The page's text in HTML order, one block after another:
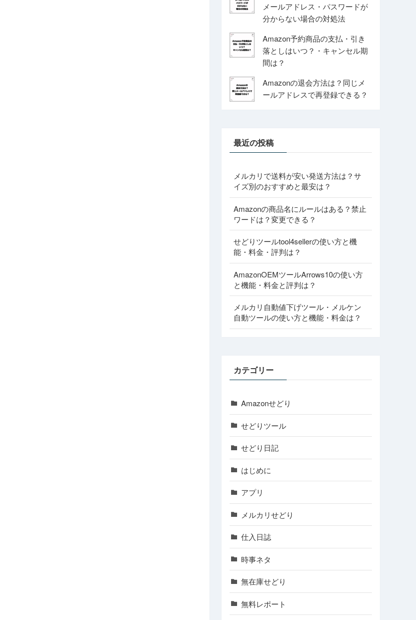
メールアドレス・パスワードが
分からない場合の対処法
Amazon予約商品の支払・引き
落としはいつ？・キャンセル期
間は？
Amazonの退会方法は？同じメ
ールアドレスで再登録できる？
最近の投稿
メルカリで送料が安い発送方法は？サ
イズ別のおすすめと最安は？
Amazonの商品名にルールはある？禁止
ワードは？変更できる？
せどりツールtool4sellerの使い方と機
能・料金・評判は？
AmazonOEMツールArrows10の使い方
と機能・料金と評判は？
メルカリ自動値下げツール・メルケン
自動ツールの使い方と機能・料金は？
カテゴリー
Amazonせどり
せどりツール
せどり日記
はじめに
アプリ
メルカリせどり
仕入日誌
時事ネタ
無在庫せどり
無料レポート